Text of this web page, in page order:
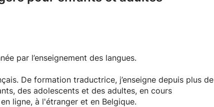
par l’enseignement des langues.
De formation traductrice, j’enseigne depuis plus de
des adolescents et des adultes, en cours
ligne, à l'étranger et en Belgique.